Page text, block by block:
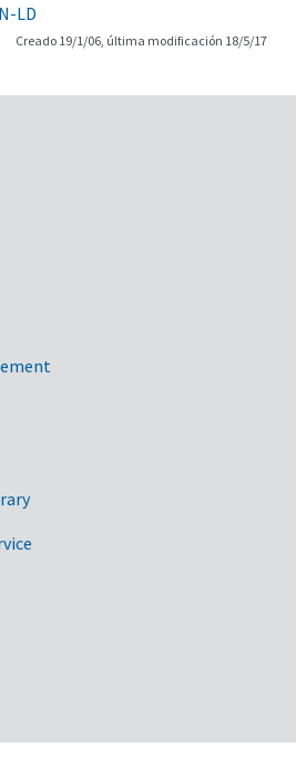
LD
Creado 19/1/06, última modificación 18/5/17